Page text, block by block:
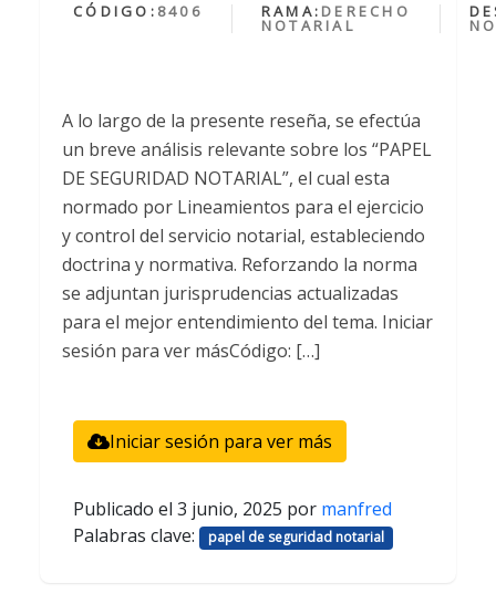
CÓDIGO: 8406 RAMA: DERECHO
NOTARIAL
A lo largo de la presente reseña, se efectúa
un breve análisis relevante sobre los “PAPEL
DE SEGURIDAD NOTARIAL”, el cual esta
normado por Lineamientos para el ejercicio
y control del servicio notarial, estableciendo
doctrina y normativa. Reforzando la norma
se adjuntan jurisprudencias actualizadas
para el mejor entendimiento del tema. Iniciar
sesión para ver másCódigo: […]
Iniciar sesión para ver más
Publicado el 3 junio, 2025 por manfred
Palabras clave:
papel de seguridad notarial